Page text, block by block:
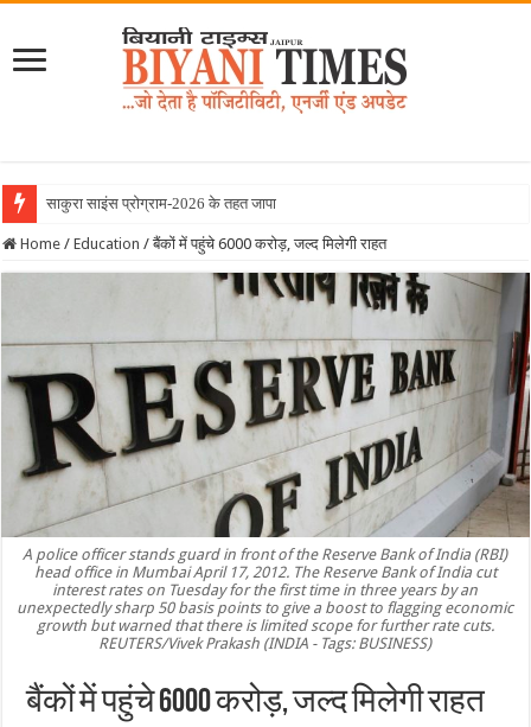
साकुरा साइंस प्रोग्राम-2026 के तहत जापान रवाना हुई
Home / Education / बैंकों में पहुंचे 6000 करोड़, जल्द मिलेगी राहत
A police officer stands guard in front of the Reserve Bank of India (RBI)
head office in Mumbai April 17, 2012. The Reserve Bank of India cut
interest rates on Tuesday for the first time in three years by an
unexpectedly sharp 50 basis points to give a boost to flagging economic
growth but warned that there is limited scope for further rate cuts.
REUTERS/Vivek Prakash (INDIA - Tags: BUSINESS)
बैंकों में पहुंचे 6000 करोड़, जल्द मिलेगी राहत